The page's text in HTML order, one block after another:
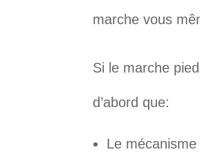
marche vous
Si le marche
d’abord que:
Le